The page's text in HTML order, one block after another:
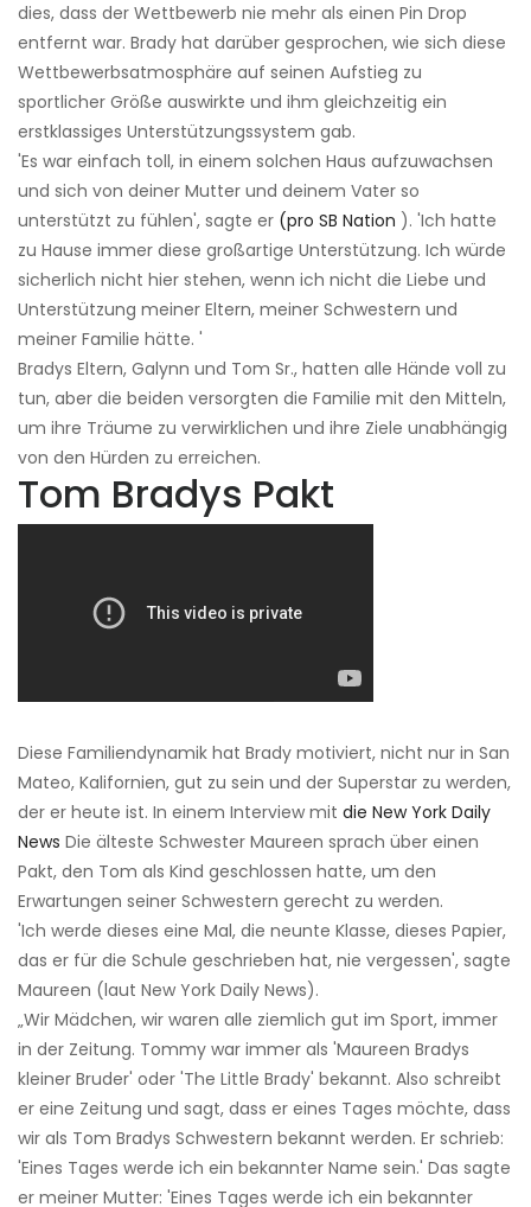
dies, dass der Wettbewerb nie mehr als einen Pin Drop
entfernt war. Brady hat darüber gesprochen, wie sich diese
Wettbewerbsatmosphäre auf seinen Aufstieg zu
sportlicher Größe auswirkte und ihm gleichzeitig ein
erstklassiges Unterstützungssystem gab.
'Es war einfach toll, in einem solchen Haus aufzuwachsen
und sich von deiner Mutter und deinem Vater so
unterstützt zu fühlen', sagte er (pro SB Nation ). 'Ich hatte
zu Hause immer diese großartige Unterstützung. Ich würde
sicherlich nicht hier stehen, wenn ich nicht die Liebe und
Unterstützung meiner Eltern, meiner Schwestern und
meiner Familie hätte. '
Bradys Eltern, Galynn und Tom Sr., hatten alle Hände voll zu
tun, aber die beiden versorgten die Familie mit den Mitteln,
um ihre Träume zu verwirklichen und ihre Ziele unabhängig
von den Hürden zu erreichen.
Tom Bradys Pakt
Diese Familiendynamik hat Brady motiviert, nicht nur in San
Mateo, Kalifornien, gut zu sein und der Superstar zu werden,
der er heute ist. In einem Interview mit die New York Daily
News Die älteste Schwester Maureen sprach über einen
Pakt, den Tom als Kind geschlossen hatte, um den
Erwartungen seiner Schwestern gerecht zu werden.
'Ich werde dieses eine Mal, die neunte Klasse, dieses Papier,
das er für die Schule geschrieben hat, nie vergessen', sagte
Maureen (laut New York Daily News).
„Wir Mädchen, wir waren alle ziemlich gut im Sport, immer
in der Zeitung. Tommy war immer als 'Maureen Bradys
kleiner Bruder' oder 'The Little Brady' bekannt. Also schreibt
er eine Zeitung und sagt, dass er eines Tages möchte, dass
wir als Tom Bradys Schwestern bekannt werden. Er schrieb:
'Eines Tages werde ich ein bekannter Name sein.' Das sagte
er meiner Mutter: 'Eines Tages werde ich ein bekannter